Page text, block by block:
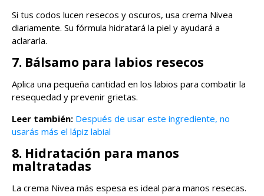
Si tus codos lucen resecos y oscuros, usa crema Nivea
diariamente. Su fórmula hidratará la piel y ayudará a
aclararla.
7. Bálsamo para labios resecos
Aplica una pequeña cantidad en los labios para combatir la
resequedad y prevenir grietas.
Leer también: Después de usar este ingrediente, no
usarás más el lápiz labial
8. Hidratación para manos
maltratadas
La crema Nivea más espesa es ideal para manos resecas.